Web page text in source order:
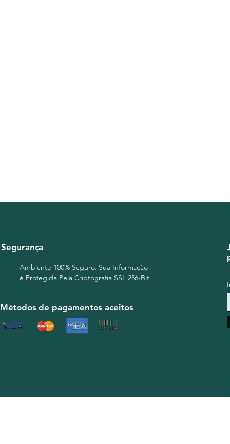
Segurança
Ambiente 100% Seguro. Sua Informação
é Protegida Pela Criptografia SSL 256-Bit.
Métodos de pagamentos aceitos